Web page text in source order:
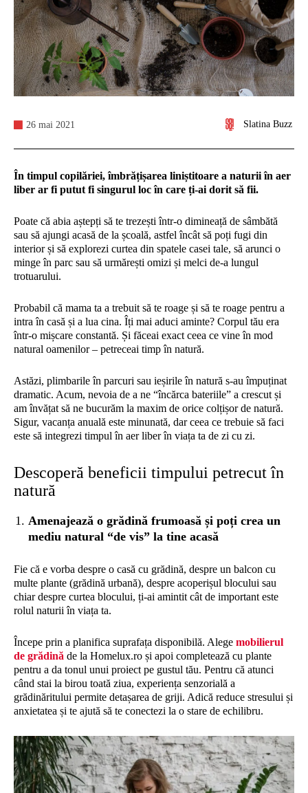
Slatina Buzz
26 mai 2021
În timpul copilăriei, îmbrățișarea liniștitoare a naturii în aer
liber ar fi putut fi singurul loc în care ți-ai dorit să fii.
Poate că abia aștepți să te trezești într-o dimineață de sâmbătă
sau să ajungi acasă de la școală, astfel încât să poți fugi din
interior și să explorezi curtea din spatele casei tale, să arunci o
minge în parc sau să urmărești omizi și melci de-a lungul
trotuarului.
Probabil că mama ta a trebuit să te roage și să te roage pentru a
intra în casă și a lua cina. Îți mai aduci aminte? Corpul tău era
într-o mișcare constantă. Și făceai exact ceea ce vine în mod
natural oamenilor – petreceai timp în natură.
Astăzi, plimbarile în parcuri sau ieșirile în natură s-au împuținat
dramatic. Acum, nevoia de a ne “încărca bateriile” a crescut și
am învățat să ne bucurăm la maxim de orice colțișor de natură.
Sigur, vacanța anuală este minunată, dar ceea ce trebuie să faci
este să integrezi timpul în aer liber în viața ta de zi cu zi.
Descoperă beneficii timpului petrecut în
natură
Amenajează o grădină frumoasă și poți crea un
mediu natural “de vis” la tine acasă
Fie că e vorba despre o casă cu grădină, despre un balcon cu
multe plante (grădină urbană), despre acoperișul blocului sau
chiar despre curtea blocului, ți-ai amintit cât de important este
rolul naturii în viața ta.
Începe prin a planifica suprafața disponibilă. Alege mobilierul
de grădină de la Homelux.ro și apoi completează cu plante
pentru a da tonul unui proiect pe gustul tău. Pentru că atunci
când stai la birou toată ziua, experiența senzorială a
grădinăritului permite detașarea de griji. Adică reduce stresului și
anxietatea și te ajută să te conectezi la o stare de echilibru.